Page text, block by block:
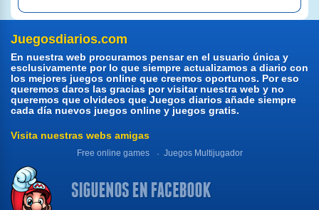
Juegosdiarios.com
En nuestra web procuramos pensar en el usuario única y
esclusivamente por lo que siempre actualizamos a diario con
los mejores juegos online que creemos oportunos. Por eso
queremos daros las gracias por visitar nuestra web y no
queremos que olvideos que Juegos diarios añade siempre
cada día nuevos juegos online y juegos gratis.
Visita nuestras webs amigas
Free online games Juegos Multijugador